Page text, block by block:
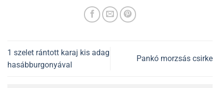
1 szelet rántott karaj kis adag
hasábburgonyával
Pankó morzsás csirke